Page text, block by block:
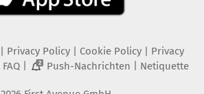
| Privacy Policy| Cookie Policy| Privacy
FAQ| 2 Push-Nachrichten | Netiquette